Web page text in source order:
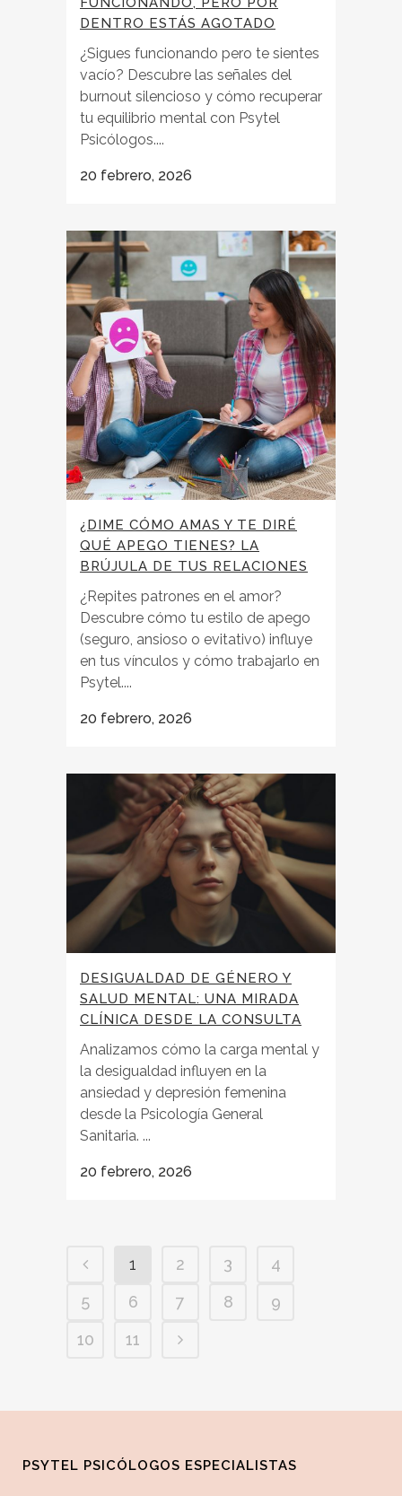
DENTRO ESTÁS AGOTADO
¿Sigues funcionando pero te sientes
vacío? Descubre las señales del
burnout silencioso y cómo recuperar
tu equilibrio mental con Psytel
Psicólogos....
20 febrero, 2026
¿DIME CÓMO AMAS Y TE DIRÉ
QUÉ APEGO TIENES? LA
BRÚJULA DE TUS RELACIONES
¿Repites patrones en el amor?
Descubre cómo tu estilo de apego
(seguro, ansioso o evitativo) influye
en tus vínculos y cómo trabajarlo en
Psytel....
20 febrero, 2026
DESIGUALDAD DE GÉNERO Y
SALUD MENTAL: UNA MIRADA
CLÍNICA DESDE LA CONSULTA
Analizamos cómo la carga mental y
la desigualdad influyen en la
ansiedad y depresión femenina
desde la Psicología General
Sanitaria. ...
20 febrero, 2026
1 2 3
4
5
6 7 8
9
10
11
PSYTEL PSICÓLOGOS ESPECIALISTAS